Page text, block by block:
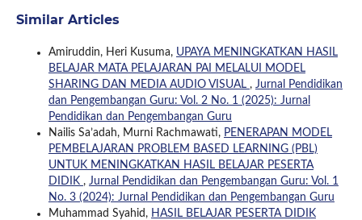
Similar Articles
Amiruddin, Heri Kusuma, UPAYA MENINGKATKAN HASIL
BELAJAR MATA PELAJARAN PAI MELALUI MODEL
SHARING DAN MEDIA AUDIO VISUAL , Jurnal Pendidikan
dan Pengembangan Guru: Vol. 2 No. 1 (2025): Jurnal
Pendidikan dan Pengembangan Guru
Nailis Sa’adah, Murni Rachmawati, PENERAPAN MODEL
PEMBELAJARAN PROBLEM BASED LEARNING (PBL)
UNTUK MENINGKATKAN HASIL BELAJAR PESERTA
DIDIK , Jurnal Pendidikan dan Pengembangan Guru: Vol. 1
No. 3 (2024): Jurnal Pendidikan dan Pengembangan Guru
Muhammad Syahid, HASIL BELAJAR PESERTA DIDIK